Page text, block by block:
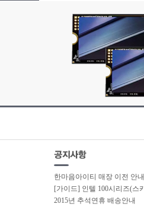
한마음아이티 매장 이전 안내
2015년 추석연휴 배송안내